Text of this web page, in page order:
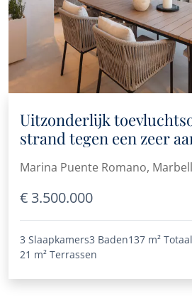
Uitzonderlijk
strand tegen een zeer
absolute toplocatie aan
Marina Puente Romano,
€ 3.500.000
3 Slaapkamers3 Baden137 m² Totaal
21 m² Terrassen